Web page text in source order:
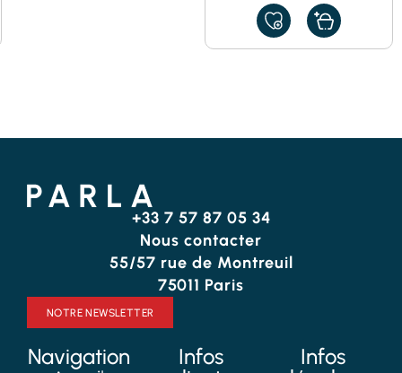
AJOUTER
À
MES
+33 7 57 87 05 34
Nous contacter
55/57 rue de Montreuil
75011 Paris
NOTRE NEWSLETTER
Navigation
Infos
Infos